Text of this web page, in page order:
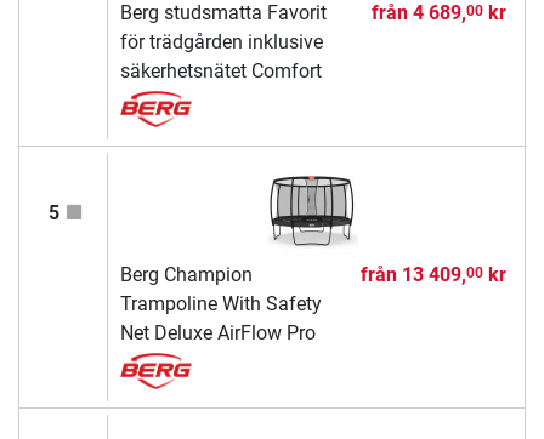
Berg studsmatta Favorit
för trädgården inklusive
säkerhetsnätet Comfort
från 4 689,00kr
5
Berg Champion
Trampoline With Safety
Net Deluxe AirFlow Pro
från 13 409,00kr